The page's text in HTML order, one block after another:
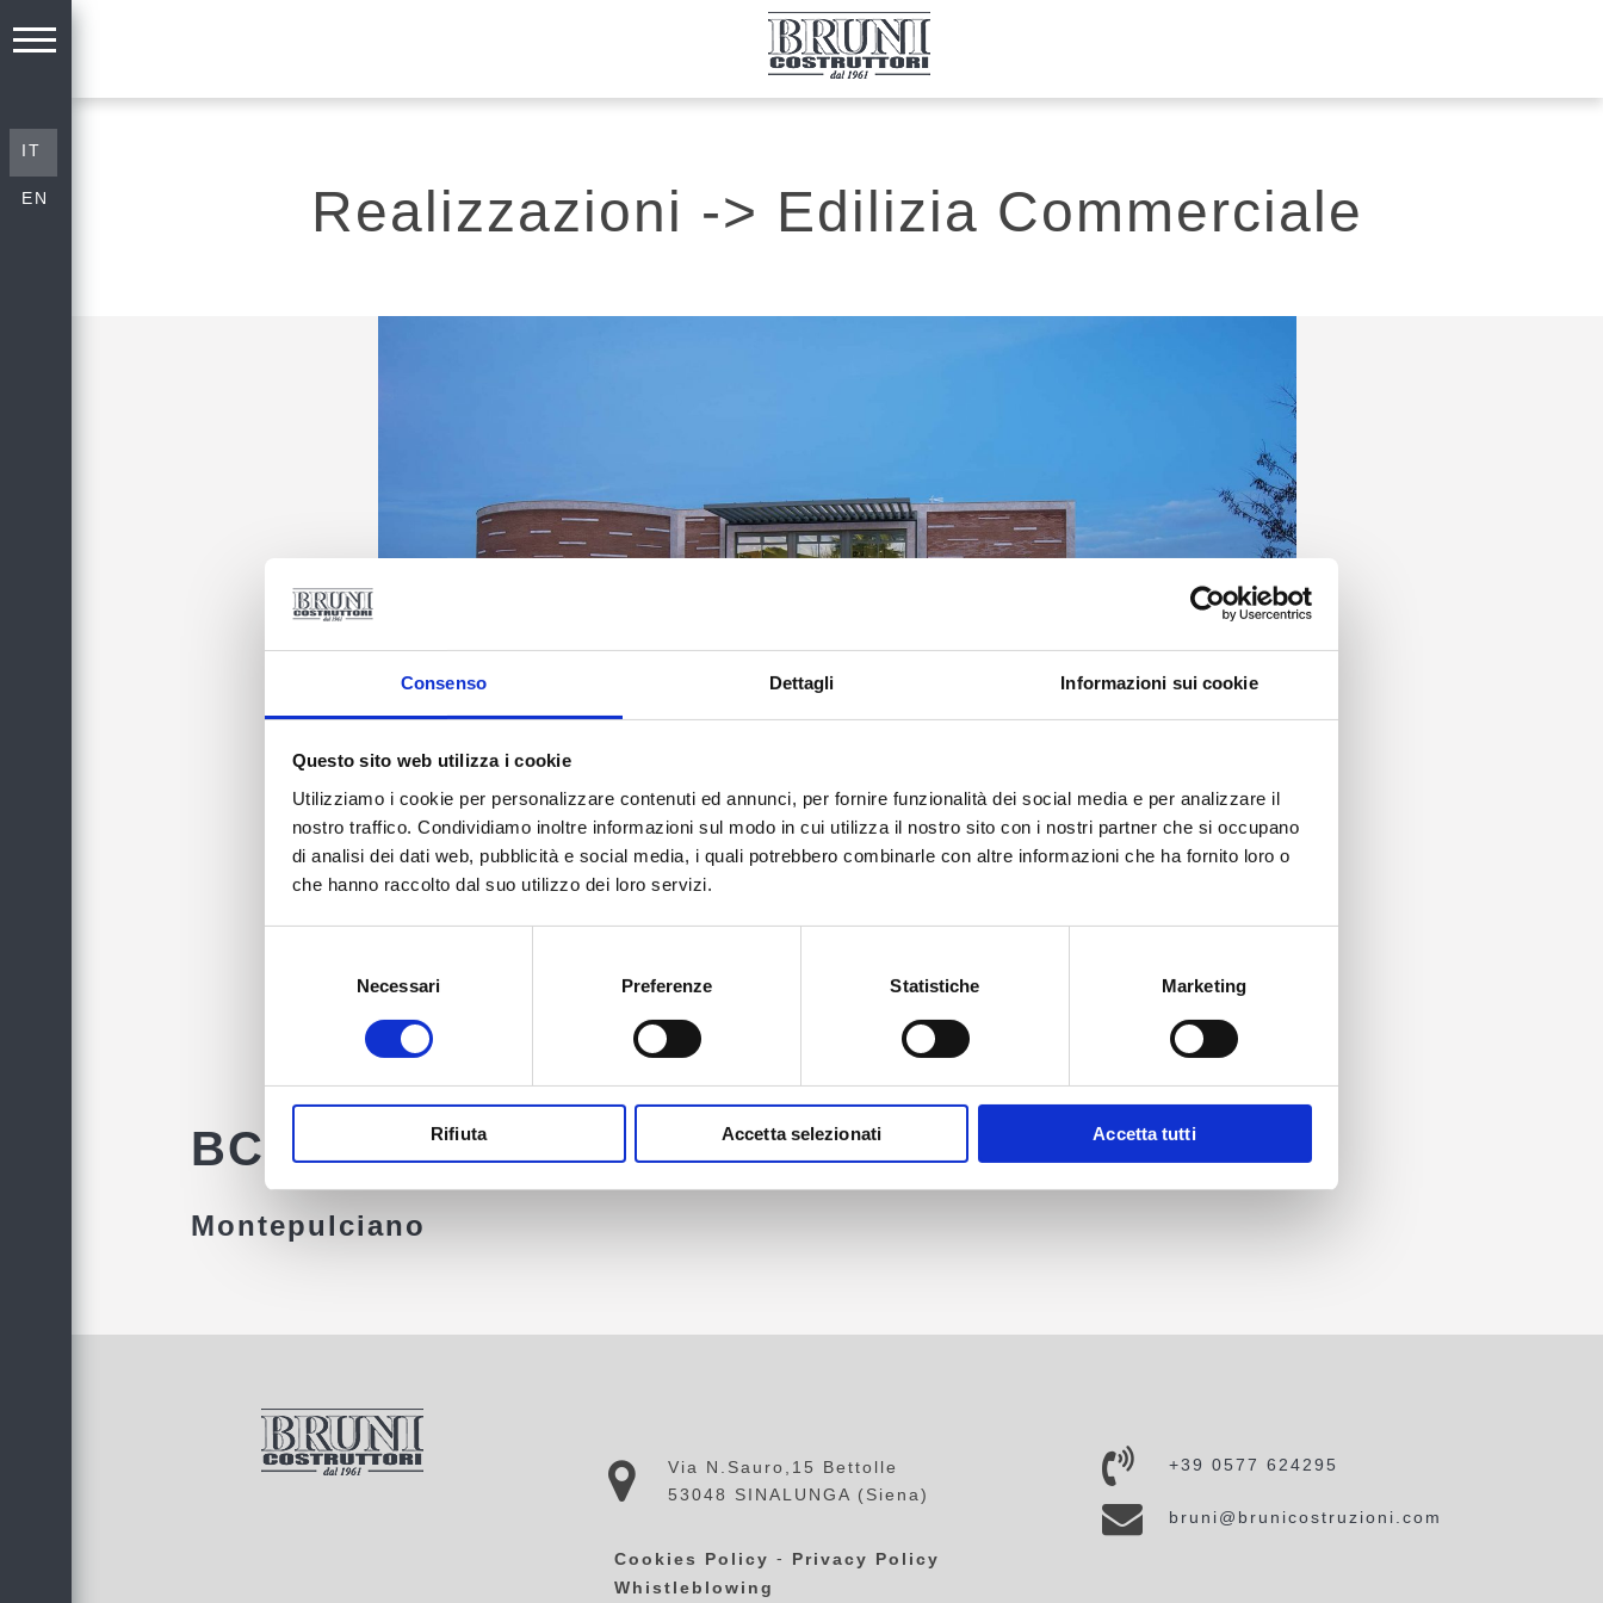
Consenso Dettagli Informazioni sui cookie
Questo sito web utilizza i cookie
Utilizziamo i cookie per personalizzare contenuti ed annunci, per fornire funzionalità dei social media e per analizzare il
nostro traffico. Condividiamo inoltre informazioni sul modo in cui utilizza il nostro sito con i nostri partner che si occupano
di analisi dei dati web, pubblicità e social media, i quali potrebbero combinarle con altre informazioni che ha fornito loro o
che hanno raccolto dal suo utilizzo dei loro servizi.
Necessari Preferenze Statistiche Marketing
Rifiuta Accetta selezionati Accetta tutti
IT
EN Realizzazioni -> Edilizia Commerciale
BCC MONTEPULCIANO
Montepulciano
Via N.Sauro,15 Bettolle
53048 SINALUNGA (Siena)
Cookies Policy - Privacy Policy
Whistleblowing
+39 0577 624295
bruni@brunicostruzioni.com